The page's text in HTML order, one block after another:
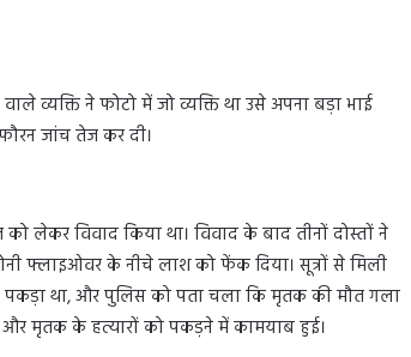
व्यक्ति ने फोटो में जो व्यक्ति था उसे अपना बड़ा भाई
जांच तेज कर दी।
लेकर विवाद किया था। विवाद के बाद तीनों दोस्तों ने
फ्लाइओवर के नीचे लाश को फेंक दिया। सूत्रों से मिली
था, और पुलिस को पता चला कि मृतक की मौत गला
मृतक के हत्यारों को पकड़ने में कामयाब हुई।